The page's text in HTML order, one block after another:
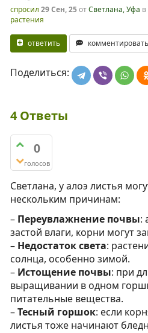
спросил 29 Сен, 25отСветлана, Уфа
растения
ответить комментировать
Поделиться:
4Ответы
0
голосов
Светлана, у алоэ листья
нескольким причинам:
– Переувлажнение почвы:
застой влаги, корни могут
– Недостаток света:
солнца, особенно зимой.
– Истощение почвы: при
выращивании в одном
питательные вещества.
–Тесный горшок: если
листья тоже начинают